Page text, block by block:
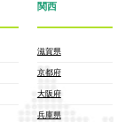
関西
滋賀県
京都府
大阪府
兵庫県